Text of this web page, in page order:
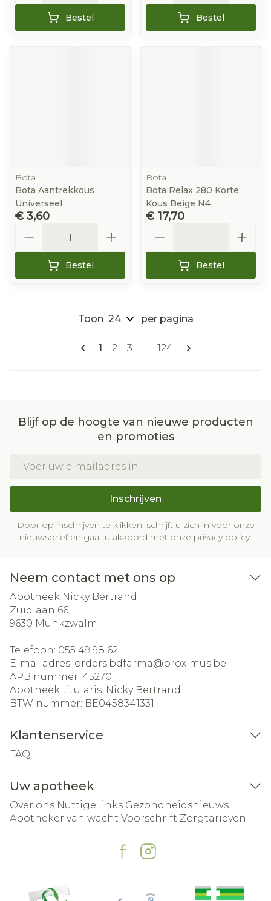
Bestel Bestel
Bota
Bota Aantrekkous
Universeel
€ 3,60
Bestel
Bota
Bota Relax 280 Korte
Kous Beige N4
€ 17,70
Bestel
Pagina's
U lees momenteel pagina
1 Pagina
2 Pagina
3 ... Pagina
124
Toon per pagina
Blijf op de hoogte van nieuwe producten
en promoties
Inschrijven
Door op inschrijven te klikken, schrijft u zich in voor onze
nieuwsbrief en gaat u akkoord met onze privacy policy.
Neem contact met ons op
Apotheek Nicky Bertrand
Zuidlaan 66
9630 Munkzwalm
Telefoon: 055 49 98 62
E-mailadres: orders.bdfarma@proximus.be
APB nummer: 452701
Apotheek titularis: Nicky Bertrand
BTW nummer: BE0458341331
Klantenservice
FAQ
Uw apotheek
Over ons Nuttige links Gezondheidsnieuws
Apotheker van wacht Voorschrift Zorgtarieven